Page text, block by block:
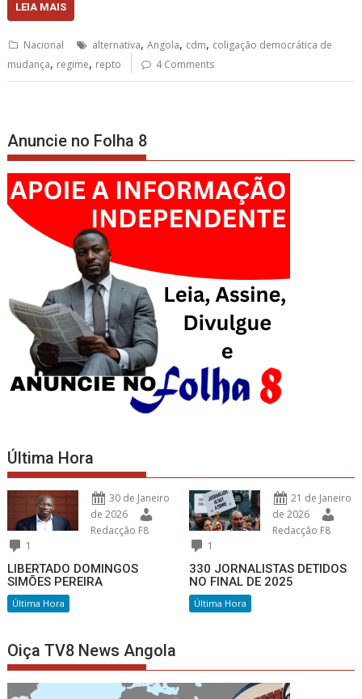
LEIA MAIS
Nacional alternativa,Angola, cdm, coligação democrática de
mudança, regime, repto 4 Comments
Anuncie no Folha 8
Última Hora
30 de Janeiro
de 2026
Redacção F8
1
LIBERTADO DOMINGOS
SIMÕES PEREIRA
Última Hora
21 de Janeiro
de 2026
Redacção F8
1
330 JORNALISTAS DETIDOS
NO FINAL DE 2025
Última Hora
Oiça TV8 News Angola